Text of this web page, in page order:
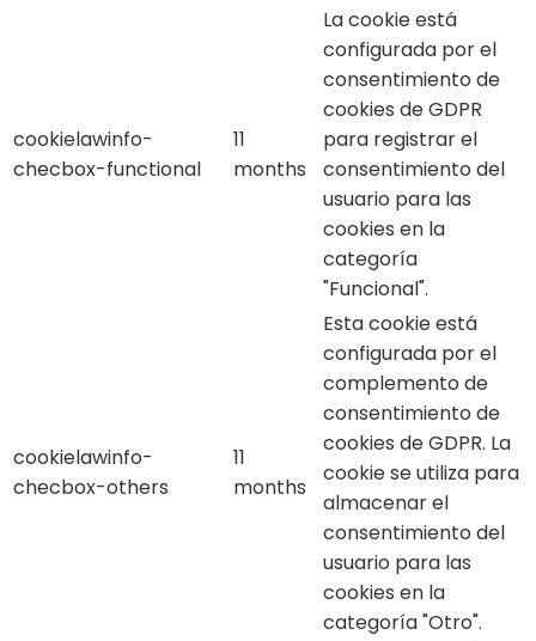
cookielawinfo-
checbox-functional
11
months
La cookie está
configurada por el
consentimiento de
cookies de GDPR
para registrar el
consentimiento del
usuario para las
cookies en la
categoría
"Funcional".
cookielawinfo-
checbox-others
11
months
Esta cookie está
configurada por el
complemento de
consentimiento de
cookies de GDPR. La
cookie se utiliza para
almacenar el
consentimiento del
usuario para las
cookies en la
categoría "Otro".